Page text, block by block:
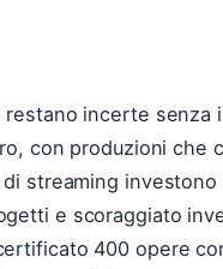
incerte
con produzioni che
streaming
e scoraggiato
400 opere